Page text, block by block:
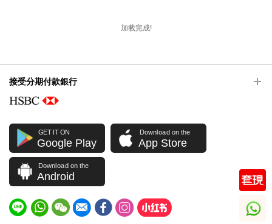
加載完成!
接受分期付款銀行
GET IT ON
Google Play
Download on the
App Store
Download on the
Android